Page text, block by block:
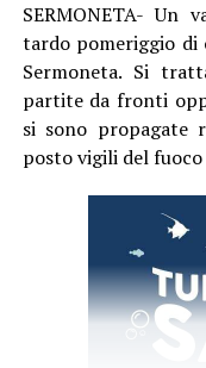
SERMONETA- Un
tardo pomeriggio di
Sermoneta. Si
partite da fronti
si sono propagate
posto vigili del